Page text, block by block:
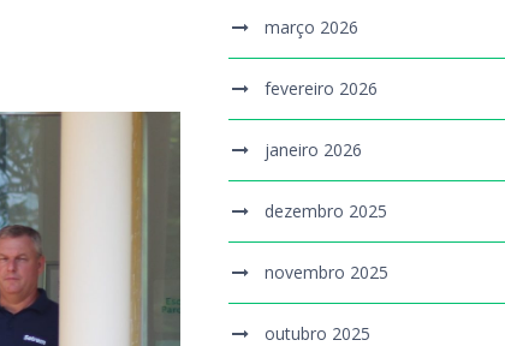
março 2026
fevereiro 2026
janeiro 2026
dezembro 2025
novembro 2025
outubro 2025